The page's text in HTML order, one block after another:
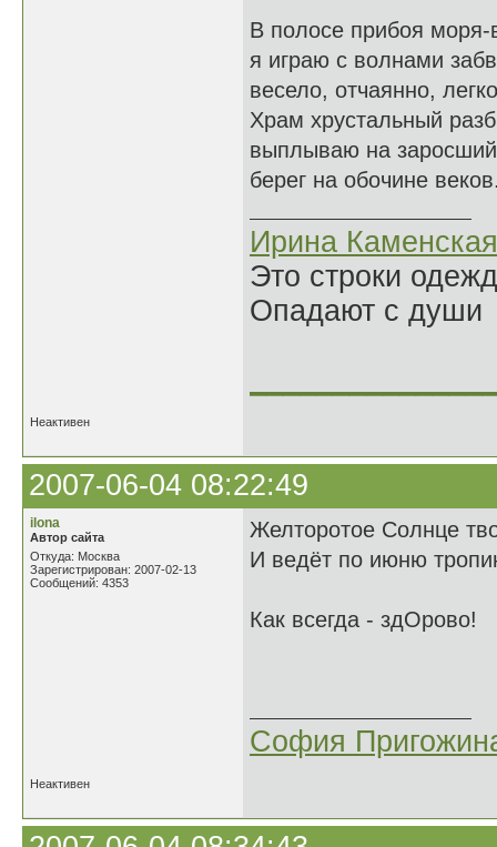
В полосе прибоя моря-
я играю с волнами
весело, отчаянно,
Храм хрустальный
выплываю на
берег на обочине
Ирина Каменская
Это строки
Опадают с души
Неактивен
2007-06-04 08:22:49
ilona
Автор сайта
Откуда: Москва
Зарегистрирован: 2007-02-13
Сообщений: 4353
Желторотое Солнце
И ведёт по июню
Как всегда - здОрово!
София
Неактивен